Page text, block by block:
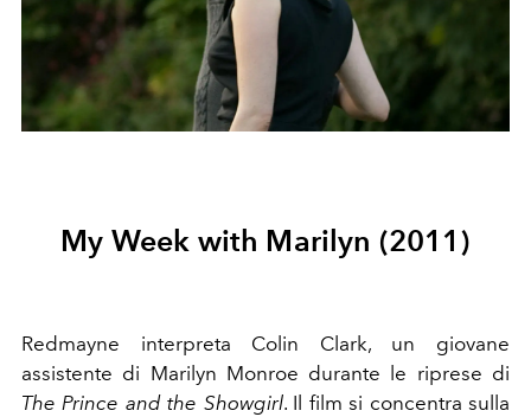
My Week with Marilyn (2011)
Redmayne interpreta Colin Clark, un giovane
assistente di Marilyn Monroe durante le riprese di
The Prince and the Showgirl. Il film si concentra sulla